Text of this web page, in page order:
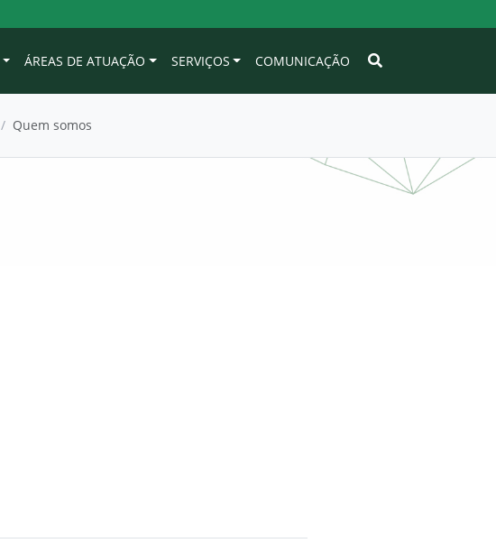
ÁREAS DE ATUAÇÃO SERVIÇOS COMUNICAÇÃO
/ Quem somos